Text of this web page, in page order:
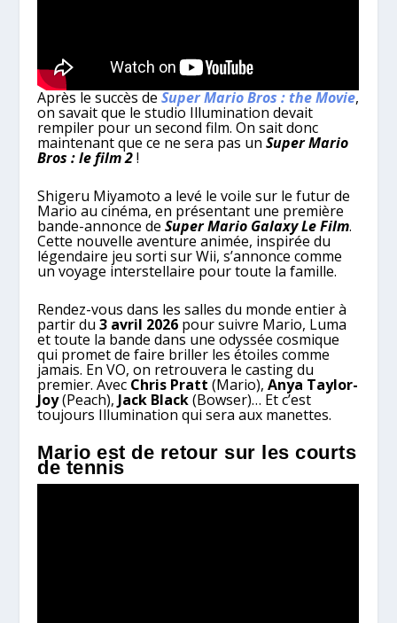
Après le succès deSuper Mario Bros : the Movie,
on savait que le studio Illumination devait
rempiler pour un second film. On sait donc
maintenant que ce ne sera pas un Super Mario
Bros : le film 2!
Shigeru Miyamoto a levé le voile sur le futur de
Mario au cinéma, en présentant une première
bande-annonce deSuper Mario Galaxy Le Film.
Cette nouvelle aventure animée, inspirée du
légendaire jeu sorti sur Wii, s’annonce comme
un voyage interstellaire pour toute la famille.
Rendez-vous dans les salles du monde entier à
partir du 3 avril 2026 pour suivre Mario, Luma
et toute la bande dans une odyssée cosmique
qui promet de faire briller les étoiles comme
jamais. En VO, on retrouvera le casting du
premier. Avec Chris Pratt (Mario),Anya Taylor-
Joy(Peach), Jack Black(Bowser)… Et c’est
toujours Illumination qui sera aux manettes.
Mario est de retour sur les courts
de tennis